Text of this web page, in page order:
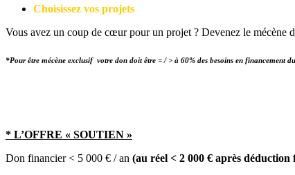
Choisissez vos projets
Vous avez un coup de cœur pour un projet ? Devenez le mécène
*Pour être mécène exclusif votre don doit être = / > à 60% des besoins en financement
* L’OFFRE « SOUTIEN »
Don financier < 5 000 € / an (au réel < 2 000 € après déduction